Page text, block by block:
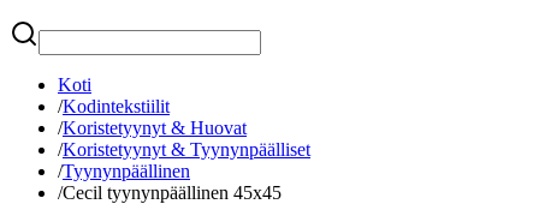
Etsi
Koti
/Kodintekstiilit
/Koristetyynyt & Huovat
/Koristetyynyt & Tyynynpäälliset
/Tyynynpäällinen
/Cecil tyynynpäällinen 45x45